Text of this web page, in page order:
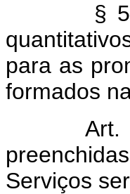
§ 5
para as
formados
Art.
Serviços